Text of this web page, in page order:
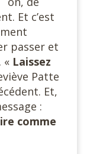
Et c’est
passer et
« Laissez
Patte
Et,
:
comme